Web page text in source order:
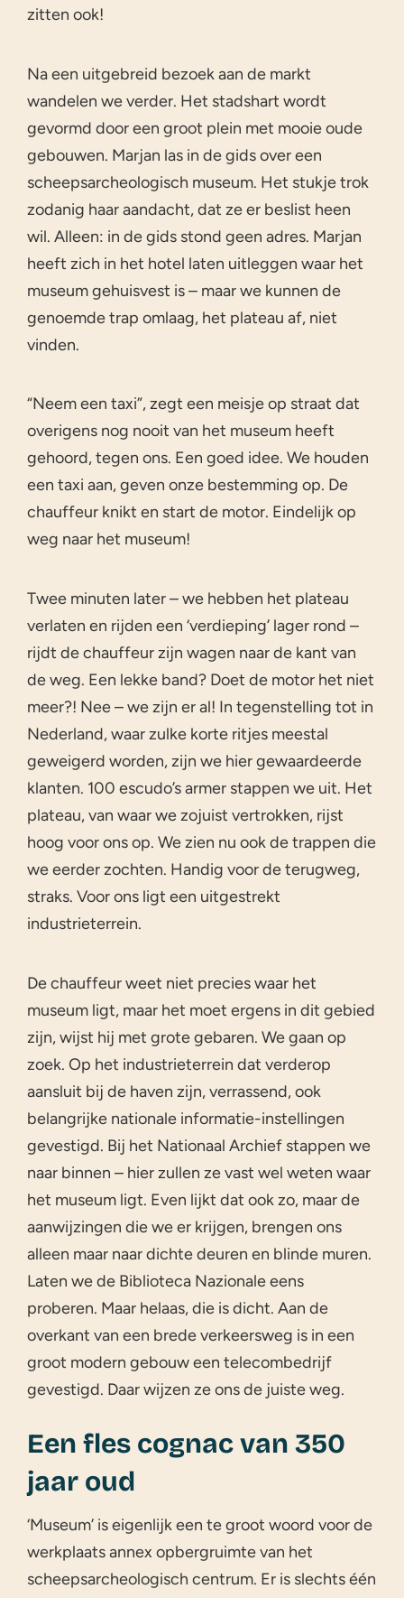
zitten ook!
Na een uitgebreid bezoek aan de markt
wandelen we verder. Het stadshart wordt
gevormd door een groot plein met mooie oude
gebouwen. Marjan las in de gids over een
scheepsarcheologisch museum. Het stukje trok
zodanig haar aandacht, dat ze er beslist heen
wil. Alleen: in de gids stond geen adres. Marjan
heeft zich in het hotel laten uitleggen waar het
museum gehuisvest is – maar we kunnen de
genoemde trap omlaag, het plateau af, niet
vinden.
“Neem een taxi”, zegt een meisje op straat dat
overigens nog nooit van het museum heeft
gehoord, tegen ons. Een goed idee. We houden
een taxi aan, geven onze bestemming op. De
chauffeur knikt en start de motor. Eindelijk op
weg naar het museum!
Twee minuten later – we hebben het plateau
verlaten en rijden een ‘verdieping’ lager rond –
rijdt de chauffeur zijn wagen naar de kant van
de weg. Een lekke band? Doet de motor het niet
meer?! Nee – we zijn er al! In tegenstelling tot in
Nederland, waar zulke korte ritjes meestal
geweigerd worden, zijn we hier gewaardeerde
klanten. 100 escudo’s armer stappen we uit. Het
plateau, van waar we zojuist vertrokken, rijst
hoog voor ons op. We zien nu ook de trappen die
we eerder zochten. Handig voor de terugweg,
straks. Voor ons ligt een uitgestrekt
industrieterrein.
De chauffeur weet niet precies waar het
museum ligt, maar het moet ergens in dit gebied
zijn, wijst hij met grote gebaren. We gaan op
zoek. Op het industrieterrein dat verderop
aansluit bij de haven zijn, verrassend, ook
belangrijke nationale informatie-instellingen
gevestigd. Bij het Nationaal Archief stappen we
naar binnen – hier zullen ze vast wel weten waar
het museum ligt. Even lijkt dat ook zo, maar de
aanwijzingen die we er krijgen, brengen ons
alleen maar naar dichte deuren en blinde muren.
Laten we de Biblioteca Nazionale eens
proberen. Maar helaas, die is dicht. Aan de
overkant van een brede verkeersweg is in een
groot modern gebouw een telecombedrijf
gevestigd. Daar wijzen ze ons de juiste weg.
Een fles cognac van 350
jaar oud
‘Museum’ is eigenlijk een te groot woord voor de
werkplaats annex opbergruimte van het
scheepsarcheologisch centrum. Er is slechts één